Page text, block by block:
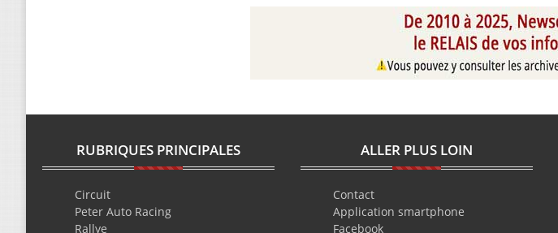
RUBRIQUES PRINCIPALES
Circuit
Peter Auto Racing
Rallye
ALLER PLUS LOIN
Contact
Application smartphone
Facebook